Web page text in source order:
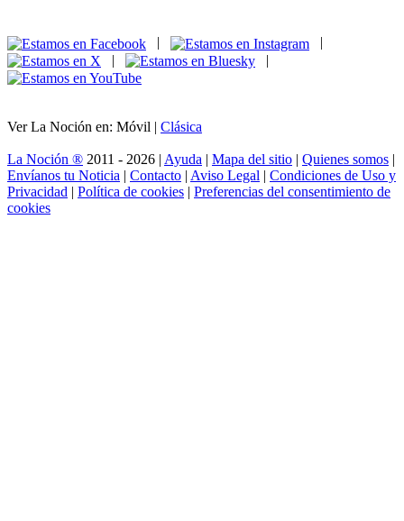
|
|
Ver La Noción en: Móvil | Clásica
La Noción ® 2011 - 2026 | Ayuda | Mapa del sitio | Quienes somos |
Envíanos tu Noticia | Contacto | Aviso Legal | Condiciones de Uso y
Privacidad | Política de cookies | Preferencias del consentimiento de
cookies